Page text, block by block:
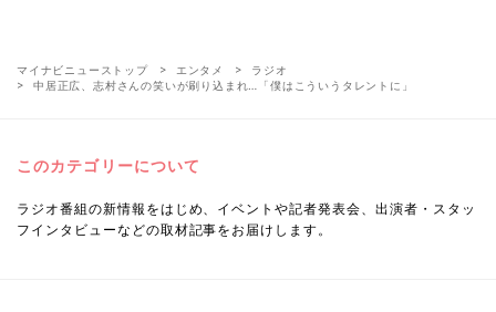
マイナビニューストップ エンタメ
ラジオ
中居正広、志村さんの笑いが刷り込まれ…「僕はこういうタレントに」
このカテゴリーについて
ラジオ番組の新情報をはじめ、イベントや記者発表会、出演者・スタッ
フインタビューなどの取材記事をお届けします。